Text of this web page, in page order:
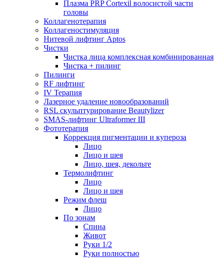
Плазма PRP Cortexil волосистой части
головы
Коллагенотерапия
Коллагеностимуляция
Нитевой лифтинг Aptos
Чистки
Чистка лица комплексная комбинированная
Чистка + пилинг
Пилинги
RF лифтинг
IV Терапия
Лазерное удаление новообразований
RSL скульптурирование Beautylizer
SMAS-лифтинг Ultraformer III
Фототерапия
Коррекция пигментации и купероза
Лицо
Лицо и шея
Лицо, шея, декольте
Термолифтинг
Лицо
Лицо и шея
Режим флеш
Лицо
По зонам
Спина
Живот
Руки 1/2
Руки полностью